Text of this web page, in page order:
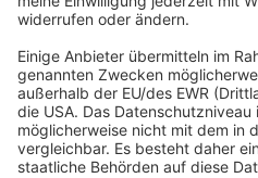
Anbieter mit
zum Zuge kommen.
Bei „Qualifizierten
DIN 79161- 1 und -2“
Sachkunde vermutet